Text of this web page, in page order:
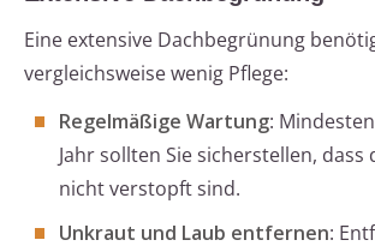
Eine extensive Dachbegrünung
vergleichsweise wenig Pflege:
Regelmäßige Wartung:
Jahr sollten Sie sicherstellen, dass
nicht verstopft sind.
Unkraut und Laub entfernen: